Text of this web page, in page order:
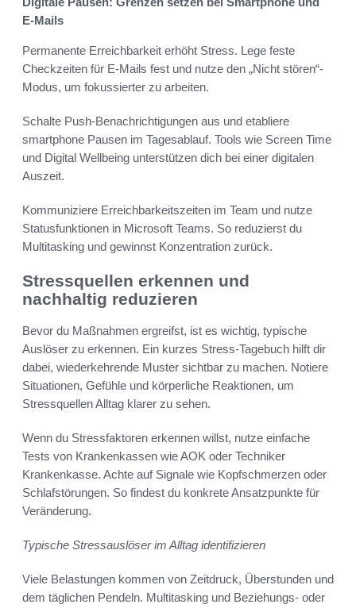
E-Mails
Permanente Erreichbarkeit erhöht Stress. Lege feste
Checkzeiten für E‑Mails fest und nutze den „Nicht stören“-
Modus, um fokussierter zu arbeiten.
Schalte Push-Benachrichtigungen aus und etabliere
smartphone Pausen im Tagesablauf. Tools wie Screen Time
und Digital Wellbeing unterstützen dich bei einer digitalen
Auszeit.
Kommuniziere Erreichbarkeitszeiten im Team und nutze
Statusfunktionen in Microsoft Teams. So reduzierst du
Multitasking und gewinnst Konzentration zurück.
Stressquellen erkennen und
nachhaltig reduzieren
Bevor du Maßnahmen ergreifst, ist es wichtig, typische
Auslöser zu erkennen. Ein kurzes Stress-Tagebuch hilft dir
dabei, wiederkehrende Muster sichtbar zu machen. Notiere
Situationen, Gefühle und körperliche Reaktionen, um
Stressquellen Alltag klarer zu sehen.
Wenn du Stressfaktoren erkennen willst, nutze einfache
Tests von Krankenkassen wie AOK oder Techniker
Krankenkasse. Achte auf Signale wie Kopfschmerzen oder
Schlafstörungen. So findest du konkrete Ansatzpunkte für
Veränderung.
Typische Stressauslöser im Alltag identifizieren
Viele Belastungen kommen von Zeitdruck, Überstunden und
dem täglichen Pendeln. Multitasking und Beziehungs- oder